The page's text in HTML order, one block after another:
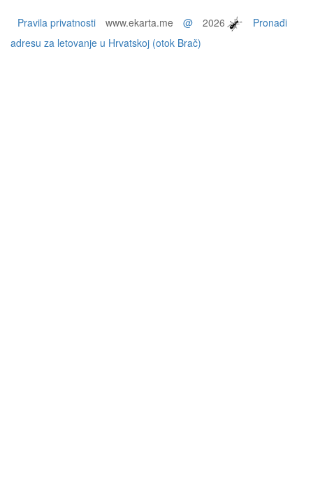
Pravila privatnosti www.ekarta.me @ 2026
Pronađi
adresu za letovanje u Hrvatskoj (otok Brač)